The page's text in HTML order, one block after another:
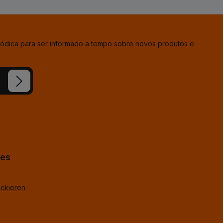
para ser informado a tempo sobre novos produtos e